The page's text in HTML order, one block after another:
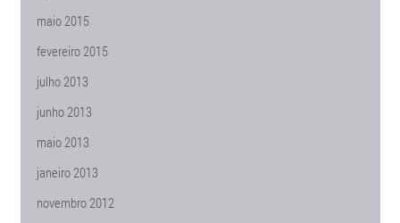
maio 2015
fevereiro 2015
julho 2013
junho 2013
maio 2013
janeiro 2013
novembro 2012